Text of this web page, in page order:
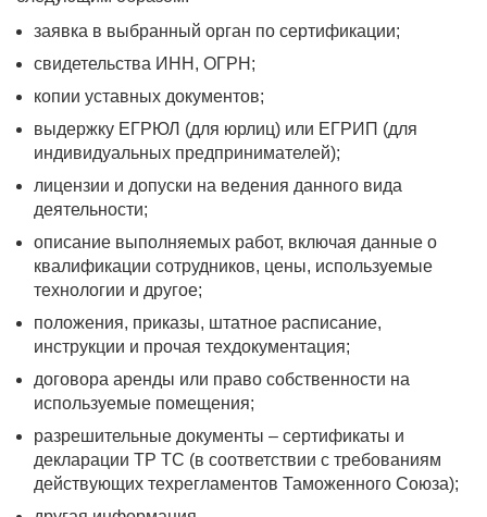
заявка в выбранный орган по сертификации;
свидетельства ИНН, ОГРН;
копии уставных документов;
выдержку ЕГРЮЛ (для юрлиц) или ЕГРИП (для
индивидуальных предпринимателей);
лицензии и допуски на ведения данного вида
деятельности;
описание выполняемых работ, включая данные о
квалификации сотрудников, цены, используемые
технологии и другое;
положения, приказы, штатное расписание,
инструкции и прочая техдокументация;
договора аренды или право собственности на
используемые помещения;
разрешительные документы – сертификаты и
декларации ТР ТС (в соответствии с требованиям
действующих техрегламентов Таможенного Союза);